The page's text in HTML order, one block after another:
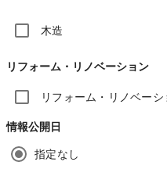
木造
リフォーム・リノベーション
リフォーム・リノベー
情報公開日
指定なし